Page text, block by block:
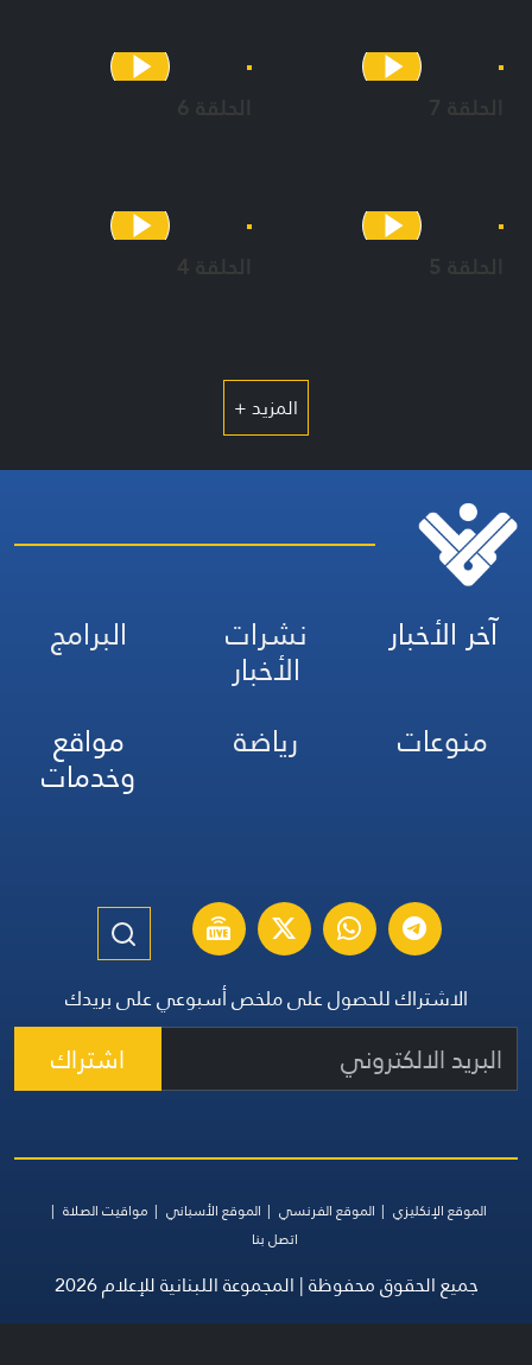
الحلقة 7 الحلقة 6
الحلقة 5 الحلقة 4
المزيد +
آخر الأخبار نشرات
الأخبار
البرامج
منوعات
رياضة مواقع
وخدمات
الاشتراك للحصول على ملخص أسبوعي على بريدك
اشتراك
الموقع الإنكليزي الموقع الفرنسي الموقع الأسباني
مواقيت الصلاة
اتصل بنا
جميع الحقوق محفوظة | المجموعة اللبنانية للإعلام 2026